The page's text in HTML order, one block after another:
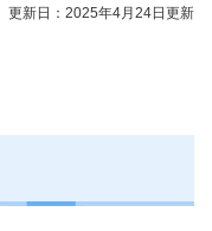
更新日：2025年4月24日更新